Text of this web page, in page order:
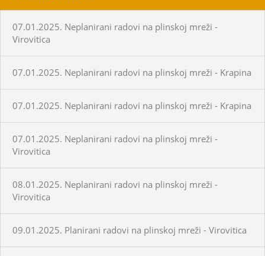
07.01.2025. Neplanirani radovi na plinskoj mreži -
Virovitica
07.01.2025. Neplanirani radovi na plinskoj mreži - Krapina
07.01.2025. Neplanirani radovi na plinskoj mreži - Krapina
07.01.2025. Neplanirani radovi na plinskoj mreži -
Virovitica
08.01.2025. Neplanirani radovi na plinskoj mreži -
Virovitica
09.01.2025. Planirani radovi na plinskoj mreži - Virovitica